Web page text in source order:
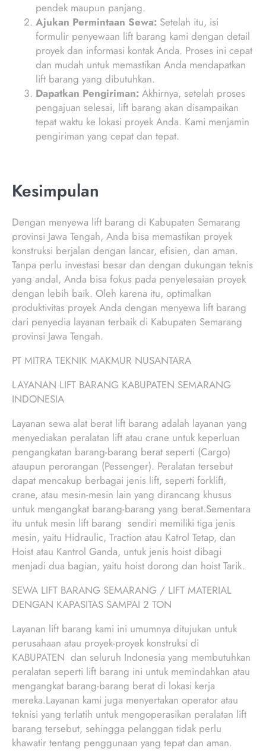
pendek maupun panjang.
Ajukan Permintaan Sewa: Setelah itu, isi
formulir penyewaan lift barang kami dengan detail
proyek dan informasi kontak Anda. Proses ini cepat
dan mudah untuk memastikan Anda mendapatkan
lift barang yang dibutuhkan.
Dapatkan Pengiriman: Akhirnya, setelah proses
pengajuan selesai, lift barang akan disampaikan
tepat waktu ke lokasi proyek Anda. Kami menjamin
pengiriman yang cepat dan tepat.
Kesimpulan
Dengan menyewa lift barang di Kabupaten Semarang
provinsi Jawa Tengah, Anda bisa memastikan proyek
konstruksi berjalan dengan lancar, efisien, dan aman.
Tanpa perlu investasi besar dan dengan dukungan teknis
yang andal, Anda bisa fokus pada penyelesaian proyek
dengan lebih baik. Oleh karena itu, optimalkan
produktivitas proyek Anda dengan menyewa lift barang
dari penyedia layanan terbaik di Kabupaten Semarang
provinsi Jawa Tengah.
PT MITRA TEKNIK MAKMUR NUSANTARA
LAYANAN LIFT BARANG KABUPATEN SEMARANG
INDONESIA
Layanan sewa alat berat lift barang adalah layanan yang
menyediakan peralatan lift atau crane untuk keperluan
pengangkatan barang-barang berat seperti (Cargo)
ataupun perorangan (Pessenger). Peralatan tersebut
dapat mencakup berbagai jenis lift, seperti forklift,
crane, atau mesin-mesin lain yang dirancang khusus
untuk mengangkat barang-barang yang berat.Sementara
itu untuk mesin lift barang sendiri memiliki tiga jenis
mesin, yaitu Hidraulic, Traction atau Katrol Tetap, dan
Hoist atau Kantrol Ganda, untuk jenis hoist dibagi
menjadi dua bagian, yaitu hoist dorong dan hoist Tarik.
SEWA LIFT BARANG SEMARANG / LIFT MATERIAL
DENGAN KAPASITAS SAMPAI 2 TON
Layanan lift barang kami ini umumnya ditujukan untuk
perusahaan atau proyek-proyek konstruksi di
KABUPATEN dan seluruh Indonesia yang membutuhkan
peralatan seperti lift barang ini untuk memindahkan atau
mengangkat barang-barang berat di lokasi kerja
mereka.Layanan kami juga menyertakan operator atau
teknisi yang terlatih untuk mengoperasikan peralatan lift
barang tersebut, sehingga pelanggan tidak perlu
khawatir tentang penggunaan yang tepat dan aman.